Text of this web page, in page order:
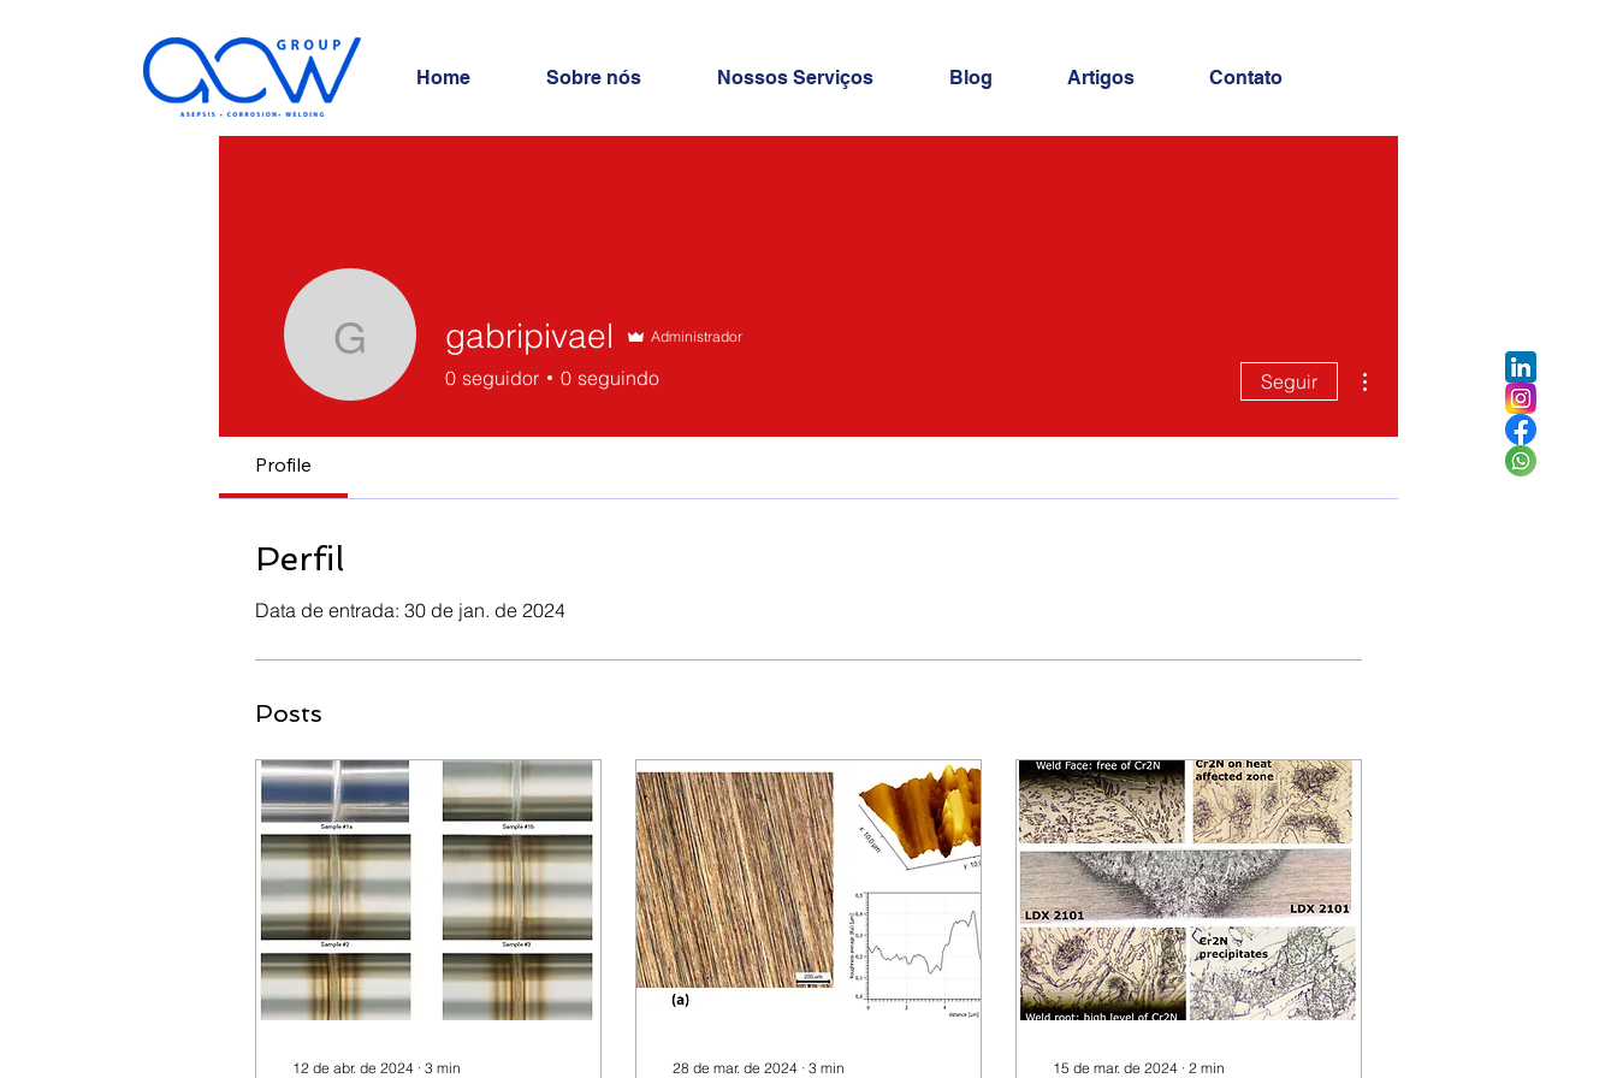
Home Sobre nós Nossos Serviços Blog Artigos Contato
gabripivael
gabripivael Administrador
0 seguidor 0 seguindo Seguir
Profile
Perfil
Data de entrada: 30 de jan. de 2024
Posts
12 de abr. de 2024 ∙ 3 min 28 de mar. de 2024 ∙ 3 min 15 de mar. de 2024 ∙ 2 min